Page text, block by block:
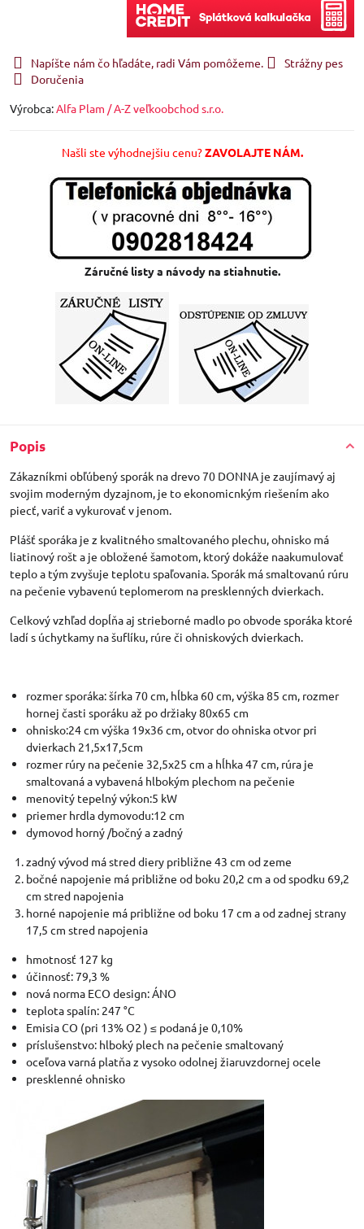
Napíšte nám čo hľadáte, radi Vám pomôžeme.
Strážny pes
Doručenia
Výrobca:Alfa Plam / A-Z veľkoobchod s.r.o.
Našli ste výhodnejšiu cenu?ZAVOLAJTE NÁM.
Záručné listy a návody na stiahnutie.
Popis
Zákazníkmi obľúbený sporák na drevo 70 DONNA je zaujímavý aj
svojim moderným dyzajnom, je to ekonomicnkým riešením ako
piecť, variť a vykurovať v jenom.
Plášť sporáka je z kvalitného smaltovaného plechu, ohnisko má
liatinový rošt a je obložené šamotom, ktorý dokáže naakumulovať
teplo a tým zvyšuje teplotu spaľovania. Sporák má smaltovanú rúru
na pečenie vybavenú teplomerom na presklenných dvierkach.
Celkový vzhľad dopĺňa aj strieborné madlo po obvode sporáka ktoré
ladí s úchytkamy na šuflíku, rúre či ohniskových dvierkach.
rozmer sporáka: šírka 70 cm, hĺbka 60 cm, výška 85 cm, rozmer
hornej časti sporáku až po držiaky 80x65 cm
ohnisko:24 cm výška 19x36 cm, otvor do ohniska otvor pri
dvierkach 21,5x17,5cm
rozmer rúry na pečenie 32,5x25 cm a hĺhka 47 cm, rúra je
smaltovaná a vybavená hlbokým plechom na pečenie
menovitý tepelný výkon:5 kW
priemer hrdla dymovodu:12 cm
dymovod horný /bočný a zadný
zadný vývod má stred diery približne 43 cm od zeme
bočné napojenie má približne od boku 20,2 cm a od spodku 69,2
cm stred napojenia
horné napojenie má približne od boku 17 cm a od zadnej strany
17,5 cm stred napojenia
hmotnosť 127 kg
účinnosť: 79,3 %
nová norma ECO design: ÁNO
teplota spalín: 247 °C
Emisia CO (pri 13% O2 ) ≤ podaná je 0,10%
príslušenstvo: hlboký plech na pečenie smaltovaný
oceľova varná platňa z vysoko odolnej žiaruvzdornej ocele
presklenné ohnisko